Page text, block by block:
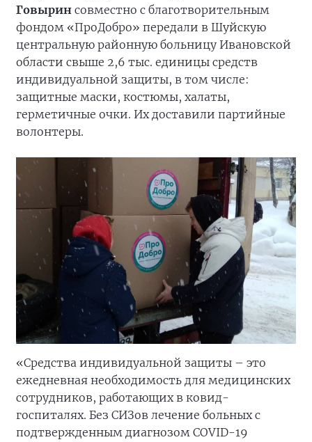
Говырин совместно с благотворительным
фондом «ПроДобро» передали в Шуйскую
центральную районную больницу Ивановской
области свыше 2,6 тыс. единицы средств
индивидуальной защиты, в том числе:
защитные маски, костюмы, халаты,
герметичные очки. Их доставили партийные
волонтеры.
«Средства индивидуальной защиты – это
ежедневная необходимость для медицинских
сотрудников, работающих в ковид-
госпиталях. Без СИЗов лечение больных с
подтвержденным диагнозом COVID-19